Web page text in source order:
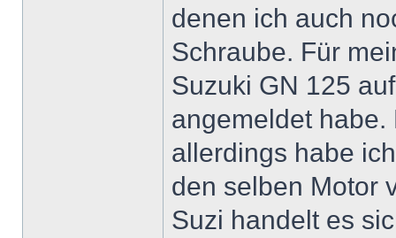
denen ich auch
Schraube. Für
Suzuki GN 125
angemeldet
allerdings habe
den selben Motor
Suzi handelt es